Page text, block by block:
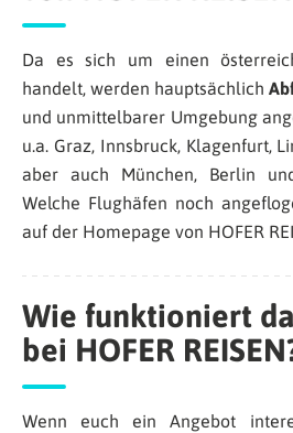
Da es sich um einen
handelt, werden hauptsächlich
und unmittelbarer Umgebung
u.a. Graz, Innsbruck, Klagenfurt,
aber auch München, Berlin
Welche Flughäfen noch
auf der Homepage von HOFER
Wie funktioniert
bei HOFER
Wenn euch ein Angebot